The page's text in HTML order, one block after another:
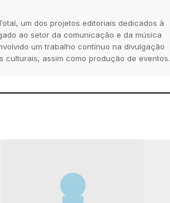
um dos projetos editoriais dedicados à
ao setor da comunicação e da música
um trabalho contínuo na divulgação
culturais, assim como produção de eventos.